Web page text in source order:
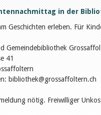
in der
Geschichten erleben. Für
Gemeindebibliothek
41
bibliothek@grossaffoltern.ch
nötig. Freiwilliger